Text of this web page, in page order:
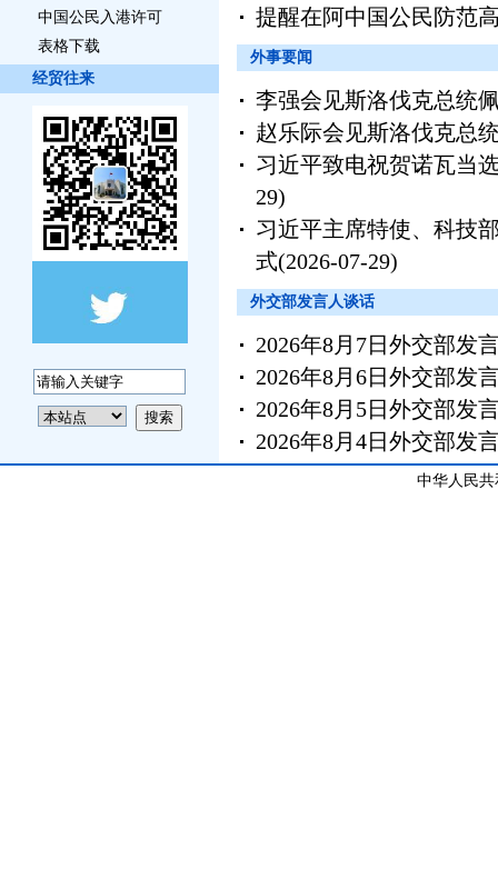
中国公民入港许可
表格下载
经贸往来
提醒在阿中国公民防范
外事要闻
李强会见斯洛伐克总统
赵乐际会见斯洛伐克总
习近平致电祝贺诺瓦当
29)
习近平主席特使、科技
式(2026-07-29)
外交部发言人谈话
2026年8月7日外交部发
2026年8月6日外交部发
2026年8月5日外交部发
2026年8月4日外交部发
中华人民